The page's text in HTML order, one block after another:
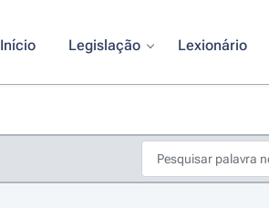
Início Legislação Lexionário